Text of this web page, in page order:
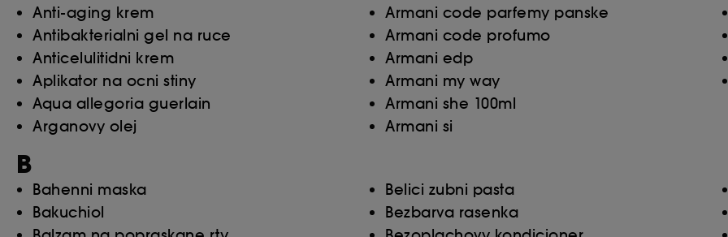
Anti-aging krem
Antibakterialni gel na ruce
Anticelulitidni krem
Aplikator na ocni stiny
Aqua allegoria guerlain
Arganovy olej
Armani code parfemy panske
Armani code profumo
Armani edp
Armani my way
Armani she 100ml
Armani si
B
Bahenni maska
Bakuchiol
Belici zubni pasta
Bezbarva rasenka